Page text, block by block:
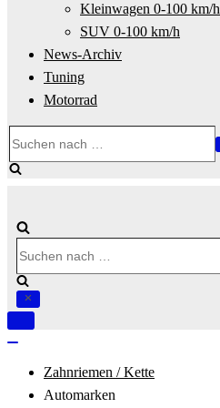
Kleinwagen 0-100 km/h
SUV 0-100 km/h
News-Archiv
Tuning
Motorrad
nach …
nach …
Navigation
Zahnriemen / Kette
Automarken